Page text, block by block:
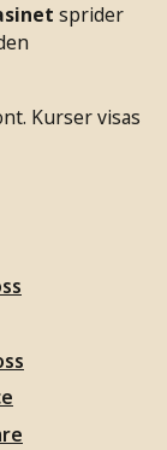
sprider
Kurser visas